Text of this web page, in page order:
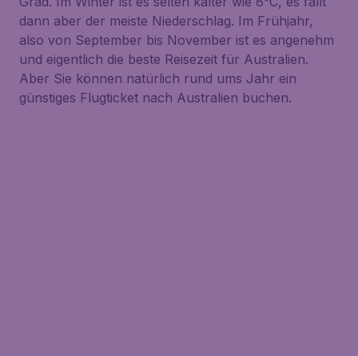
dann aber der meiste Niederschlag. Im Frühjahr,
also von September bis November ist es angenehm
und eigentlich die beste Reisezeit für Australien.
Aber Sie können natürlich rund ums Jahr ein
günstiges Flugticket nach Australien buchen.